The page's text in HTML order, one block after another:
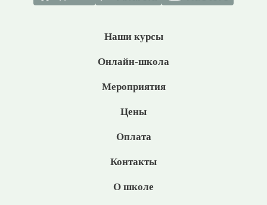
Наши курсы
Онлайн-школа
Мероприятия
Цены
Оплата
Контакты
О школе